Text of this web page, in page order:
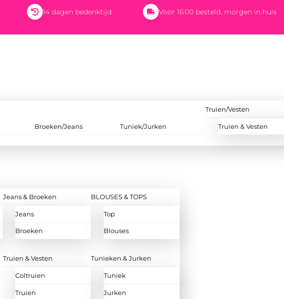
14 dagen bedenktijd Voor 16:00 besteld, morgen in huis
Broeken/Jeans Tuniek/Jurken
Truien/Vesten
Truien & Vesten
Jeans & Broeken
Jeans
Broeken
BLOUSES & TOPS
Top
Blouses
Truien & Vesten
Coltruien
Truien
Tunieken & Jurken
Tuniek
Jurken